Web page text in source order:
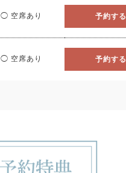
◯ 空席あり 予約する
◯ 空席あり 予約する